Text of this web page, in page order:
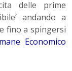
delle prime
andando a
fino a spingersi
Economico